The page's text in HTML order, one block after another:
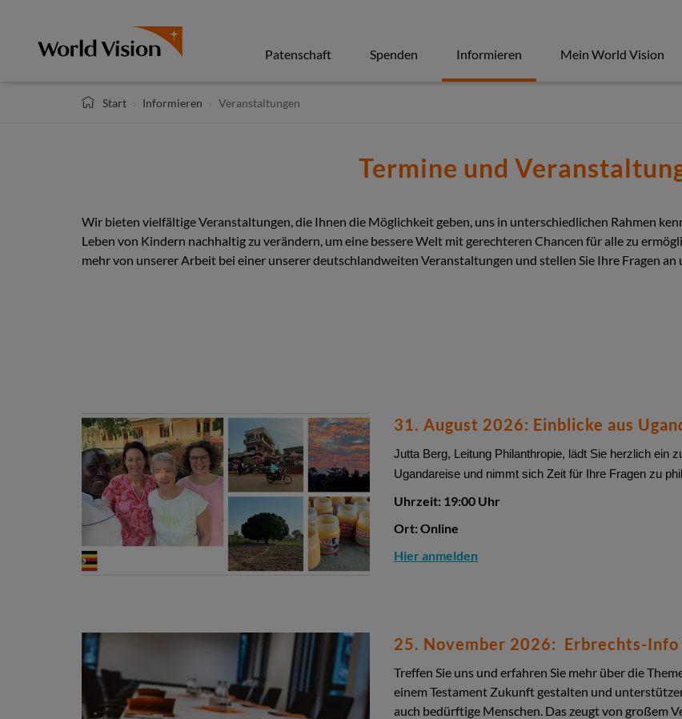
Patenschaft Spenden Informieren Mein World Vision
Start Informieren Veranstaltungen
Termine und
Wir bieten vielfältige Veranstaltungen, die Ihnen die Möglichkeit geben, uns in unterschiedlichen Rahmen
Leben von Kindern nachhaltig zu verändern, um eine bessere Welt mit gerechteren Chancen für alle zu
mehr von unserer Arbeit bei einer unserer deutschlandweiten Veranstaltungen und stellen Sie Ihre Fragen
31. August 2026: Einblicke aus
Jutta Berg, Leitung Philanthropie, lädt Sie herzlich ein
Ugandareise und nimmt sich Zeit für Ihre Fragen zu
Uhrzeit: 19:00 Uhr
Ort: Online
Hier anmelden
25. November 2026: Erbrechts-
Treffen Sie uns und erfahren Sie mehr über die
einem Testament Zukunft gestalten und
auch bedürftige Menschen. Das zeugt von großem